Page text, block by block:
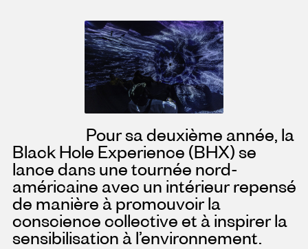
Pour sa deuxième année, la
Black Hole Experience (BHX) se
lance dans une tournée nord-
américaine avec un intérieur repensé
de manière à promouvoir la
conscience collective et à inspirer la
sensibilisation à l’environnement.